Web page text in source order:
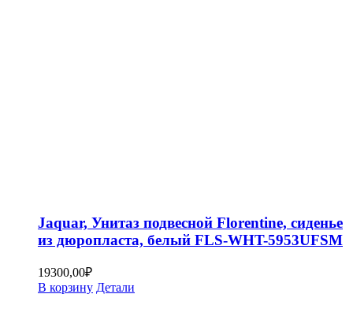
Jaquar, Унитаз подвесной Florentine, сиденье
из дюропласта, белый FLS-WHT-5953UFSM
19300,00₽
В корзину Детали